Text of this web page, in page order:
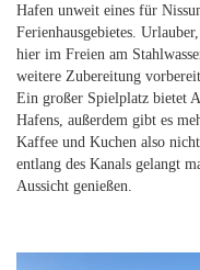
Hafen unweit eines für
Ferienhausgebietes.
hier im Freien am
weitere Zubereitung
Ein großer Spielplatz bietet
Hafens, außerdem gibt es
Kaffee und Kuchen also
entlang des Kanals gelangt
Aussicht genießen.